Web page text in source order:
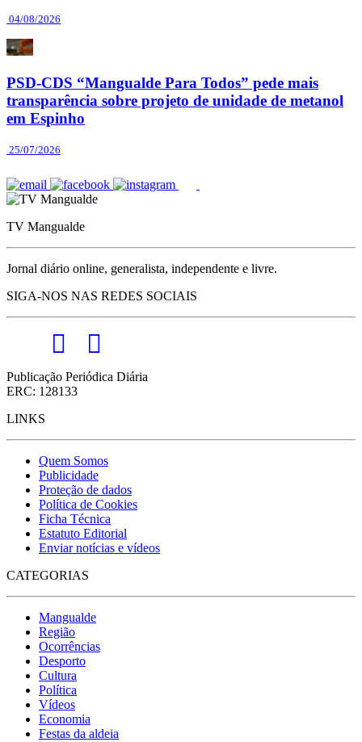
04/08/2026
PSD-CDS “Mangualde Para Todos” pede mais
transparência sobre projeto de unidade de metanol
em Espinho
25/07/2026
TV Mangualde
Jornal diário online, generalista, independente e livre.
SIGA-NOS NAS REDES SOCIAIS
Publicação Periódica Diária
ERC: 128133
LINKS
Quem Somos
Publicidade
Proteção de dados
Política de Cookies
Ficha Técnica
Estatuto Editorial
Enviar notícias e vídeos
CATEGORIAS
Mangualde
Região
Ocorrências
Desporto
Cultura
Política
Vídeos
Economia
Festas da aldeia